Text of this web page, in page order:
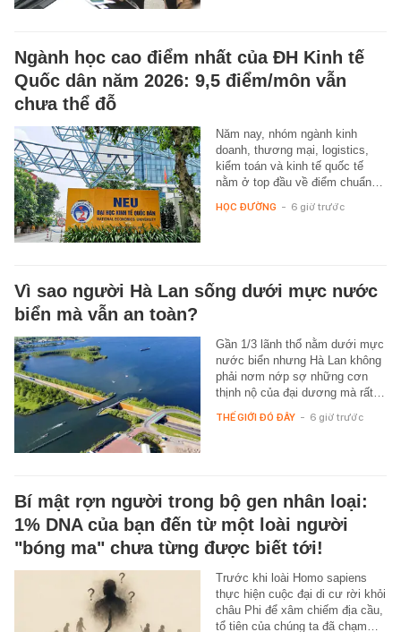
Ngành học cao điểm nhất của ĐH Kinh tế
Quốc dân năm 2026: 9,5 điểm/môn vẫn
chưa thể đỗ
Năm nay, nhóm ngành kinh
doanh, thương mại, logistics,
kiểm toán và kinh tế quốc tế
nằm ở top đầu về điểm chuẩn…
HỌC ĐƯỜNG - 6 giờ trước
Vì sao người Hà Lan sống dưới mực nước
biển mà vẫn an toàn?
Gần 1/3 lãnh thổ nằm dưới mực
nước biển nhưng Hà Lan không
phải nơm nớp sợ những cơn
thịnh nộ của đại dương mà rất…
THẾ GIỚI ĐÓ ĐÂY - 6 giờ trước
Bí mật rợn người trong bộ gen nhân loại:
1% DNA của bạn đến từ một loài người
"bóng ma" chưa từng được biết tới!
Trước khi loài Homo sapiens
thực hiện cuộc đại di cư rời khỏi
châu Phi để xâm chiếm địa cầu,
tổ tiên của chúng ta đã chạm…